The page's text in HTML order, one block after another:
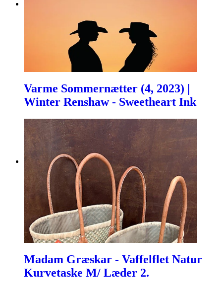
Varme Sommernætter (4, 2023) |
Winter Renshaw - Sweetheart Ink
Madam Græskar - Vaffelflet Natur
Kurvetaske M/ Læder 2.